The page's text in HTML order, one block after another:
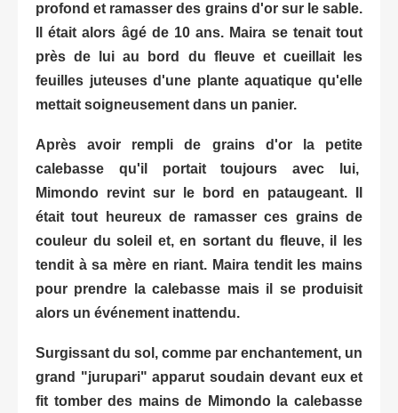
profond et ramasser des grains d'or sur le sable.
Il était alors âgé de 10 ans. Maira se tenait tout
près de lui au bord du fleuve et cueillait les
feuilles juteuses d'une plante aquatique qu'elle
mettait soigneusement dans un panier.
Après avoir rempli de grains d'or la petite
calebasse qu'il portait toujours avec lui,
Mimondo revint sur le bord en pataugeant. Il
était tout heureux de ramasser ces grains de
couleur du soleil et, en sortant du fleuve, il les
tendit à sa mère en riant. Maira tendit les mains
pour prendre la calebasse mais il se produisit
alors un événement inattendu.
Surgissant du sol, comme par enchantement, un
grand "jurupari" apparut soudain devant eux et
fit tomber des mains de Mimondo la calebasse